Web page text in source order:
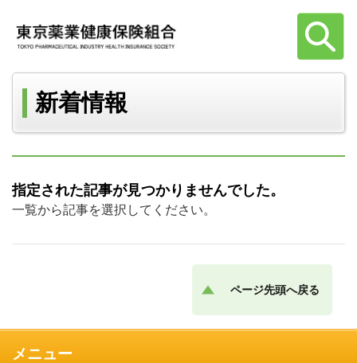
新着情報
指定された記事が見つかりませんでした。
一覧から記事を選択してください。
ページ先頭へ戻る
メニュー